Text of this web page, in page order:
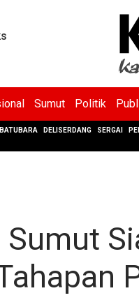
Sumut Politik
BATUBARA DELISERDANG SERGAI
Sumut